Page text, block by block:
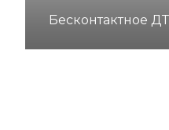
Бесконтактное